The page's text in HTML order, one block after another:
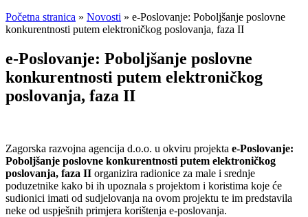
Početna stranica » Novosti » e-Poslovanje: Poboljšanje poslovne
konkurentnosti putem elektroničkog poslovanja, faza II
e-Poslovanje: Poboljšanje poslovne
konkurentnosti putem elektroničkog
poslovanja, faza II
Zagorska razvojna agencija d.o.o. u okviru projekta e-Poslovanje:
Poboljšanje poslovne konkurentnosti putem elektroničkog
poslovanja, faza II organizira radionice za male i srednje
poduzetnike kako bi ih upoznala s projektom i koristima koje će
sudionici imati od sudjelovanja na ovom projektu te im predstavila
neke od uspješnih primjera korištenja e-poslovanja.